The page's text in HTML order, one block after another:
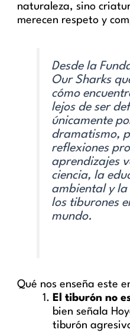
naturaleza, sino
merecen respeto y
Desde la
Our Sharks
cómo
lejos de ser
únicamente
dramatismo,
reflexiones
aprendizajes
ciencia, la
ambiental y la
los tiburones
mundo.
Qué nos enseña este
El tiburón no
bien señala
tiburón